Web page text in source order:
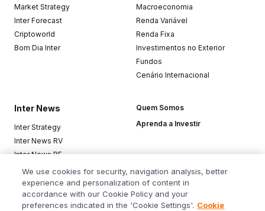
Market Strategy
Inter Forecast
Criptoworld
Bom Dia Inter
Macroeconomia
Renda Variável
Renda Fixa
Investimentos no Exterior
Fundos
Cenário Internacional
Inter News
Inter Strategy
Inter News RV
Inter News RF
Top Funds
Quem Somos
Aprenda a Investir
Baixe o app
We use cookies for security, navigation analysis, better
experience and personalization of content in
accordance with our Cookie Policy and your
preferences indicated in the 'Cookie Settings'. Cookie